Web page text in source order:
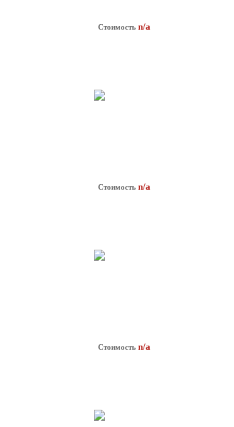
Стоимость n/a
Стоимость n/a
Стоимость n/a